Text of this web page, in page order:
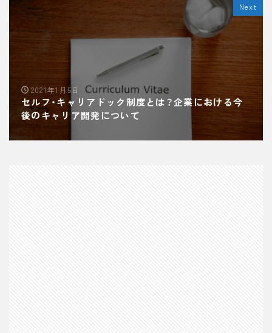
Next
2021年1月5日
セルフ・キャリアドック制度とは？企業における今
後のキャリア開発について